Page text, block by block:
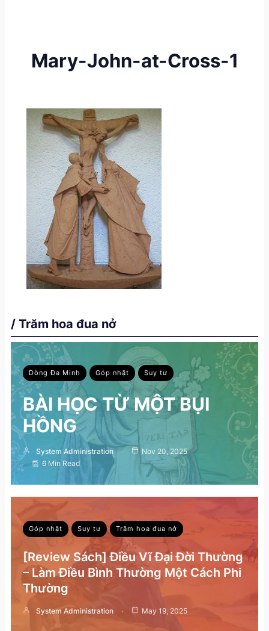
Mary-John-at-Cross-1
/ Trăm hoa đua nở
Dòng Đa Minh Góp nhặt Suy tư
BÀI HỌC TỪ MỘT BỤI
HỒNG
System Administration
Nov 20, 2025
6 Min Read
Góp nhặt Suy tư Trăm hoa đua nở
[Review Sách] Điều Vĩ Đại Đời Thường
– Làm Điều Bình Thường Một Cách Phi
Thường
System Administration May 19, 2025